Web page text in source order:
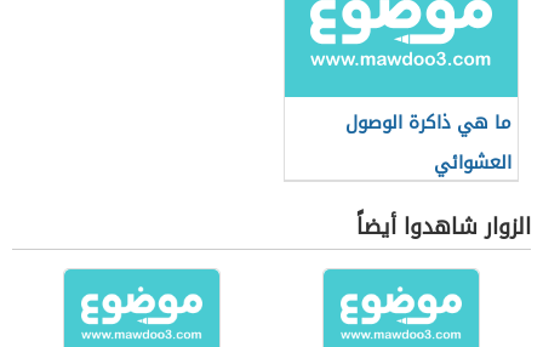
ما هي ذاكرة الوصول
العشوائي
الزوار شاهدوا أيضاً